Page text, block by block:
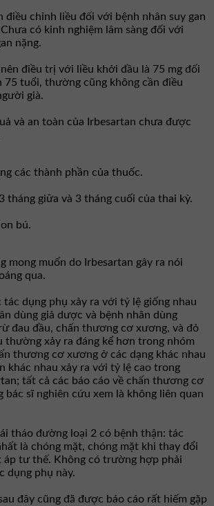
điều chỉnh liều đối với bệnh nhân suy gan
có kinh nghiệm lâm sàng đối với
nặng.
điều trị với liều khởi đầu là 75 mg đối
75 tuổi, thường cũng không cần điều
già.
và an toàn của Irbesartan chưa được
các thành phần của thuốc.
tháng giữa và 3 tháng cuối của thai kỳ.
bú.
mong muốn do Irbesartan gây ra nói
qua.
tác dụng phụ xảy ra với tỷ lệ giống nhau
dùng giả dược và bệnh nhân dùng
đau đầu, chấn thương cơ xương, và đỏ
thường xảy ra đáng kể hơn trong nhóm
thương cơ xương ở các dạng khác nhau
khác nhau xảy ra với tỷ lệ cao trong
tất cả các báo cáo về chấn thương cơ
sĩ nghiên cứu xem là không liên quan
tháo đường loại 2 có bệnh thận: tác
là chóng mặt, chóng mặt khi thay đổi
áp tư thế. Không có trường hợp phải
dụng phụ này.
đây cũng đã được báo cáo rất hiếm gặp